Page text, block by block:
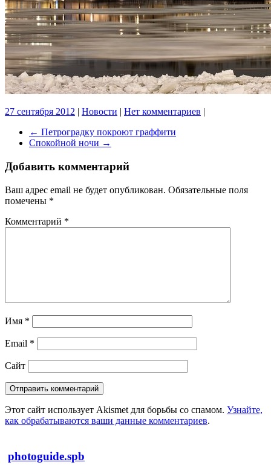
27 сентября 2012 | Новости | Нет комментариев |
← Петроградку покроют граффити
Спокойной ночи →
Добавить комментарий
Ваш адрес email не будет опубликован. Обязательные поля
помечены *
Комментарий *
Имя *
Email *
Сайт
Этот сайт использует Akismet для борьбы со спамом. Узнайте,
как обрабатываются ваши данные комментариев.
photoguide.spb